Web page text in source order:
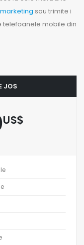
marketing sau trimite i
telefoanele mobile din
JOS
US$